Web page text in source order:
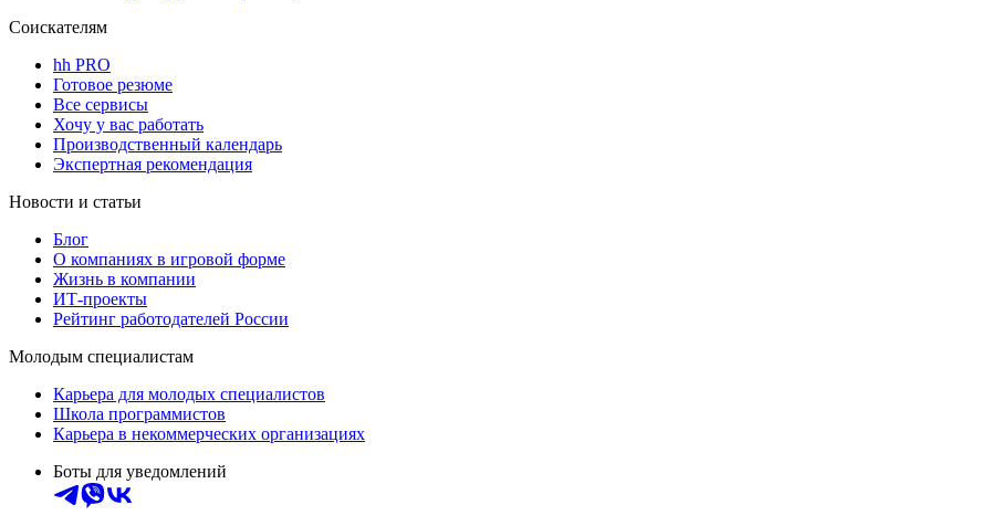
Соискателям
hh PRO
Готовое резюме
Все сервисы
Хочу у вас работать
Производственный календарь
Экспертная рекомендация
Новости и статьи
Блог
О компаниях в игровой форме
Жизнь в компании
ИТ-проекты
Рейтинг работодателей России
Молодым специалистам
Карьера для молодых специалистов
Школа программистов
Карьера в некоммерческих организациях
Боты для уведомлений